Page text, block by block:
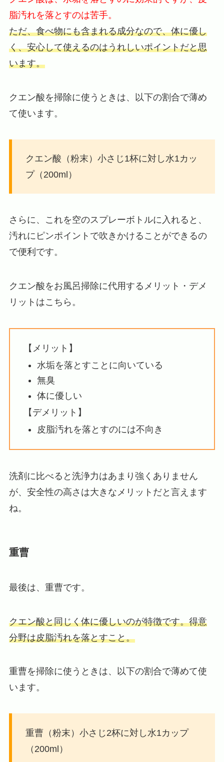
脂汚れを落とすのは苦手。
ただ、食べ物にも含まれる成分なので、体に優し
く、安心して使えるのはうれしいポイントだと思
います。
クエン酸を掃除に使うときは、以下の割合で薄め
て使います。
クエン酸（粉末）小さじ1杯に対し水1カッ
プ（200ml）
さらに、これを空のスプレーボトルに入れると、
汚れにピンポイントで吹きかけることができるの
で便利です。
クエン酸をお風呂掃除に代用するメリット・デメ
リットはこちら。
【メリット】
水垢を落とすことに向いている
無臭
体に優しい
【デメリット】
皮脂汚れを落とすのには不向き
洗剤に比べると洗浄力はあまり強くありません
が、安全性の高さは大きなメリットだと言えます
ね。
重曹
最後は、重曹です。
クエン酸と同じく体に優しいのが特徴です。得意
分野は皮脂汚れを落とすこと。
重曹を掃除に使うときは、以下の割合で薄めて使
います。
重曹（粉末）小さじ2杯に対し水1カップ
（200ml）